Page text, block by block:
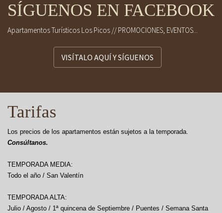
SÍGUENOS EN FACEBOOK
Apartamentos Turísticos Los Picos // PROMOCIONES, EVENTOS...
VISÍTALO AQUÍ Y SÍGUENOS
Tarifas
Los precios de los apartamentos están sujetos a la temporada.
Consúltanos.
TEMPORADA MEDIA:
Todo el año / San Valentín
TEMPORADA ALTA:
Julio / Agosto / 1ª quincena de Septiembre / Puentes / Semana Santa